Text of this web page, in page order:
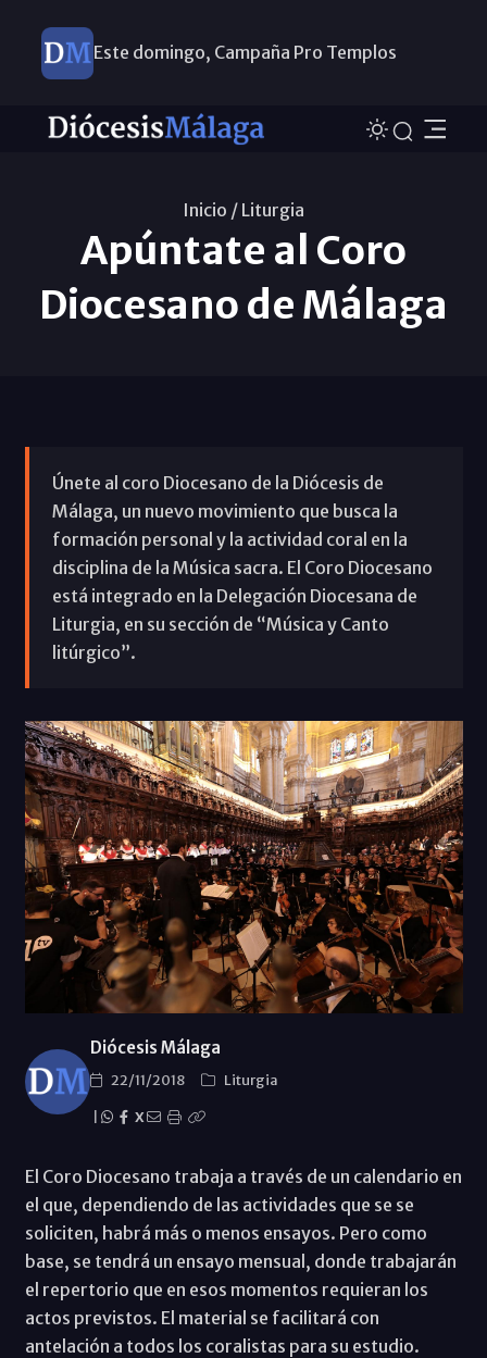
Este domingo, Campaña Pro Templos
Inicio / Liturgia
Apúntate al Coro
Diocesano de Málaga
Únete al coro Diocesano de la Diócesis de
Málaga, un nuevo movimiento que busca la
formación personal y la actividad coral en la
disciplina de la Música sacra. El Coro Diocesano
está integrado en la Delegación Diocesana de
Liturgia, en su sección de “Música y Canto
litúrgico”.
Diócesis Málaga
22/11/2018
Liturgia
X
El Coro Diocesano trabaja a través de un calendario en
el que, dependiendo de las actividades que se se
soliciten, habrá más o menos ensayos. Pero como
base, se tendrá un ensayo mensual, donde trabajarán
el repertorio que en esos momentos requieran los
actos previstos. El material se facilitará con
antelación a todos los coralistas para su estudio.